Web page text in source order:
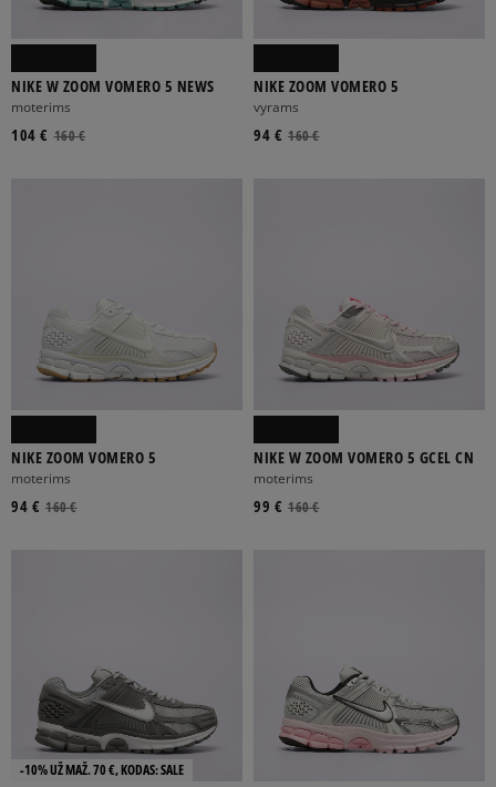
NIKE W ZOOM VOMERO 5 NEWS
moterims
160 €
104 €
NIKE ZOOM VOMERO 5
vyrams
160 €
94 €
NIKE ZOOM VOMERO 5
moterims
160 €
94 €
NIKE W ZOOM VOMERO 5 GCEL CN
moterims
160 €
99 €
-10% UŽ MAŽ. 70 €, KODAS: SALE